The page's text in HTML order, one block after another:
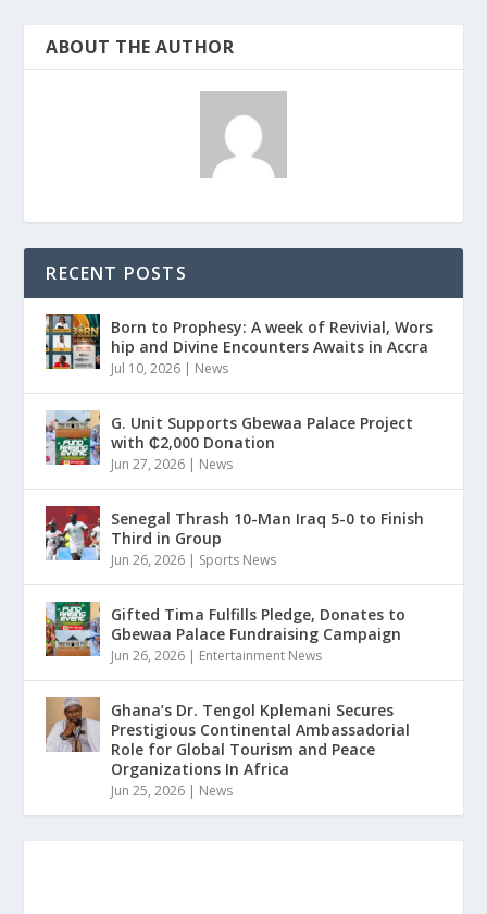
ABOUT THE AUTHOR
RECENT POSTS
Born to Prophesy: A week of Revivial, Wors
hip and Divine Encounters Awaits in Accra
Jul 10, 2026 | News
G. Unit Supports Gbewaa Palace Project
with ₵2,000 Donation
Jun 27, 2026 | News
Senegal Thrash 10-Man Iraq 5-0 to Finish
Third in Group
Jun 26, 2026 | Sports News
Gifted Tima Fulfills Pledge, Donates to
Gbewaa Palace Fundraising Campaign
Jun 26, 2026 | Entertainment News
Ghana’s Dr. Tengol Kplemani Secures
Prestigious Continental Ambassadorial
Role for Global Tourism and Peace
Organizations In Africa
Jun 25, 2026 | News